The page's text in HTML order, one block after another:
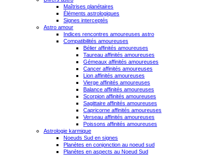
Maîtrises planétaires
Éléments astrologiques
Signes interceptés
Astro amour
Indices rencontres amoureuses astro
Compatibilités amoureuses
Bélier affinités amoureuses
Taureau affinités amoureuses
Gémeaux affinités amoureuses
Cancer affinités amoureuses
Lion affinités amoureuses
Vierge affinités amoureuses
Balance affinités amoureuses
Scorpion affinités amoureuses
Sagittaire affinités amoureuses
Capricorne affinités amoureuses
Verseau affinités amoureuses
Poissons affinités amoureuses
Astrologie karmique
Noeuds Sud en signes
Planètes en conjonction au noeud sud
Planètes en aspects au Noeud Sud